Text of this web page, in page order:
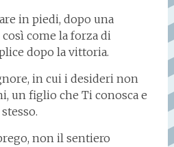
in piedi, dopo una
come la forza di
dopo la vittoria.
in cui i desideri non
un figlio che Ti conosca e
non il sentiero